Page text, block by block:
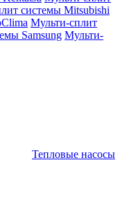
системы Mitsubishi
Мульти-сплит
Samsung Мульти-
Тепловые насосы